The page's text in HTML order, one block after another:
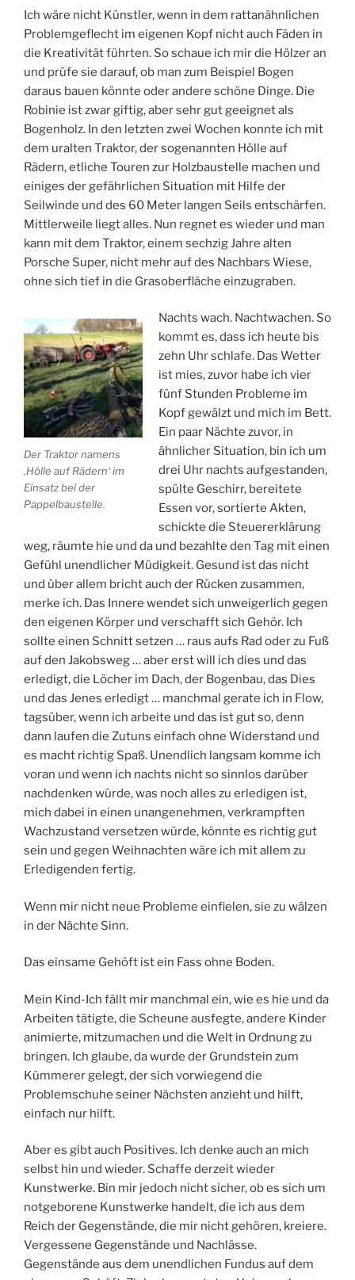
Ich wäre nicht Künstler, wenn in dem rattanähnlichen
Problemgeflecht im eigenen Kopf nicht auch Fäden in
die Kreativität führten. So schaue ich mir die Hölzer an
und prüfe sie darauf, ob man zum Beispiel Bogen
daraus bauen könnte oder andere schöne Dinge. Die
Robinie ist zwar giftig, aber sehr gut geeignet als
Bogenholz. In den letzten zwei Wochen konnte ich mit
dem uralten Traktor, der sogenannten Hölle auf
Rädern, etliche Touren zur Holzbaustelle machen und
einiges der gefährlichen Situation mit Hilfe der
Seilwinde und des 60 Meter langen Seils entschärfen.
Mittlerweile liegt alles. Nun regnet es wieder und man
kann mit dem Traktor, einem sechzig Jahre alten
Porsche Super, nicht mehr auf des Nachbars Wiese,
ohne sich tief in die Grasoberfläche einzugraben.
Der Traktor namens
‚Hölle auf Rädern‘ im
Einsatz bei der
Pappelbaustelle.
Nachts wach. Nachtwachen. So
kommt es, dass ich heute bis
zehn Uhr schlafe. Das Wetter
ist mies, zuvor habe ich vier
fünf Stunden Probleme im
Kopf gewälzt und mich im Bett.
Ein paar Nächte zuvor, in
ähnlicher Situation, bin ich um
drei Uhr nachts aufgestanden,
spülte Geschirr, bereitete
Essen vor, sortierte Akten,
schickte die Steuererklärung
weg, räumte hie und da und bezahlte den Tag mit einen
Gefühl unendlicher Müdigkeit. Gesund ist das nicht
und über allem bricht auch der Rücken zusammen,
merke ich. Das Innere wendet sich unweigerlich gegen
den eigenen Körper und verschafft sich Gehör. Ich
sollte einen Schnitt setzen … raus aufs Rad oder zu Fuß
auf den Jakobsweg … aber erst will ich dies und das
erledigt, die Löcher im Dach, der Bogenbau, das Dies
und das Jenes erledigt … manchmal gerate ich in Flow,
tagsüber, wenn ich arbeite und das ist gut so, denn
dann laufen die Zutuns einfach ohne Widerstand und
es macht richtig Spaß. Unendlich langsam komme ich
voran und wenn ich nachts nicht so sinnlos darüber
nachdenken würde, was noch alles zu erledigen ist,
mich dabei in einen unangenehmen, verkrampften
Wachzustand versetzen würde, könnte es richtig gut
sein und gegen Weihnachten wäre ich mit allem zu
Erledigenden fertig.
Wenn mir nicht neue Probleme einfielen, sie zu wälzen
in der Nächte Sinn.
Das einsame Gehöft ist ein Fass ohne Boden.
Mein Kind-Ich fällt mir manchmal ein, wie es hie und da
Arbeiten tätigte, die Scheune ausfegte, andere Kinder
animierte, mitzumachen und die Welt in Ordnung zu
bringen. Ich glaube, da wurde der Grundstein zum
Kümmerer gelegt, der sich vorwiegend die
Problemschuhe seiner Nächsten anzieht und hilft,
einfach nur hilft.
Aber es gibt auch Positives. Ich denke auch an mich
selbst hin und wieder. Schaffe derzeit wieder
Kunstwerke. Bin mir jedoch nicht sicher, ob es sich um
notgeborene Kunstwerke handelt, die ich aus dem
Reich der Gegenstände, die mir nicht gehören, kreiere.
Vergessene Gegenstände und Nachlässe.
Gegenstände aus dem unendlichen Fundus auf dem